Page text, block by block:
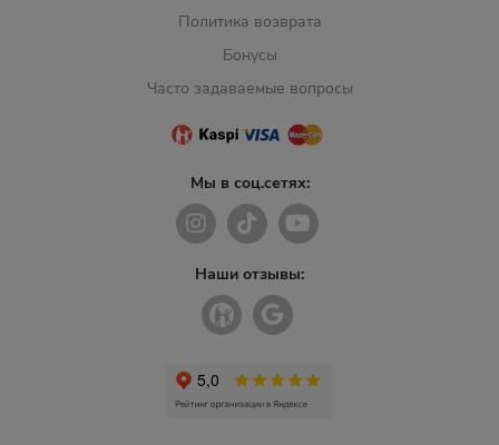
Политика возврата
Бонусы
Часто задаваемые вопросы
Мы в соц.сетях:
Наши отзывы: